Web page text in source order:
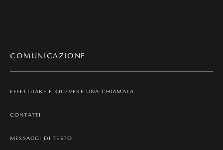
COMUNICAZIONE
EFFETTUARE E RICEVERE UNA CHIAMATA
CONTATTI
MESSAGGI DI TESTO